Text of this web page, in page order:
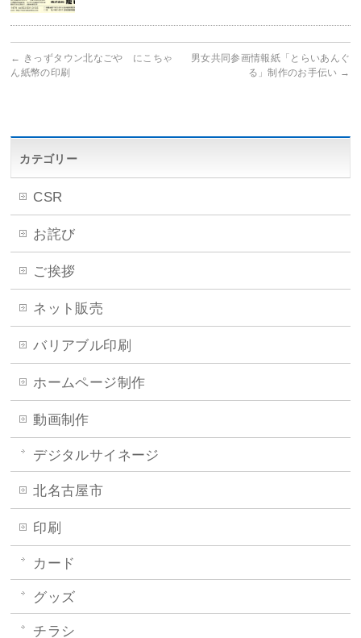
← きっずタウン北なごや にこちゃ
ん紙幣の印刷
男女共同参画情報紙「とらいあんぐ
る」制作のお手伝い →
カテゴリー
CSR
お詫び
ご挨拶
ネット販売
バリアブル印刷
ホームページ制作
動画制作
デジタルサイネージ
北名古屋市
印刷
カード
グッズ
チラシ